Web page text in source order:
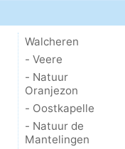
Walcheren
- Veere
- Natuur
Oranjezon
- Oostkapelle
- Natuur de
Mantelingen